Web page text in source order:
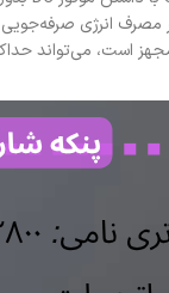
مصرف انرژی
جریان هوای 20.28 متر